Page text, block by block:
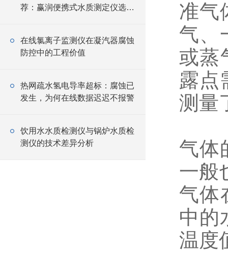
荐：赢润便携式水质测定仪选型
在线氯离子监测仪在凝汽器腐蚀
防控中的工程价值
热网疏水氢电导率超标：腐蚀已
发生，为何在线数据迟迟不报警
饮用水水质检测仪与锅炉水质检
测仪的技术差异分析
准气
气、
或蒸
露点
测量
气体
一般
气体
中的
温度